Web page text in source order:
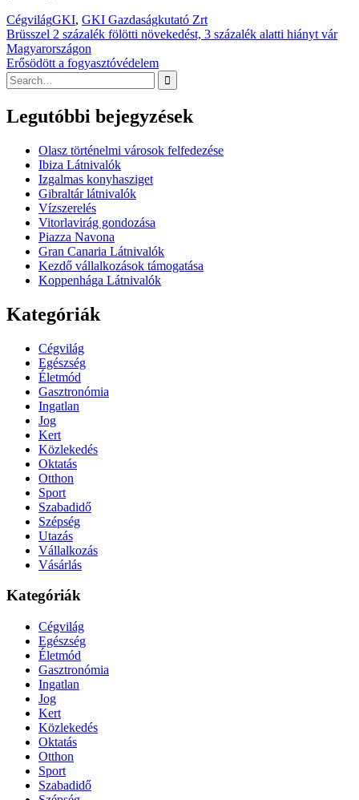
CégvilágGKI, GKI Gazdaságkutató Zrt
Bejegyzés
navigáció
Brüsszel 2 százalék fölötti növekedést, 3 százalék alatti hiányt vár
Magyarországon
Erősödött a fogyasztóvédelem
Search
for:
Legutóbbi bejegyzések
Olasz történelmi városok felfedezése
Ibiza Látnivalók
Izgalmas konyhasziget
Gibraltár látnivalók
Vízszerelés
Vitorlavirág gondozása
Piazza Navona
Gran Canaria Látnivalók
Kezdő vállalkozások támogatása
Koppenhága Látnivalók
Kategóriák
Cégvilág
Egészség
Életmód
Gasztronómia
Ingatlan
Jog
Kert
Közlekedés
Oktatás
Otthon
Sport
Szabadidő
Szépség
Utazás
Vállalkozás
Vásárlás
Kategóriák
Cégvilág
Egészség
Életmód
Gasztronómia
Ingatlan
Jog
Kert
Közlekedés
Oktatás
Otthon
Sport
Szabadidő